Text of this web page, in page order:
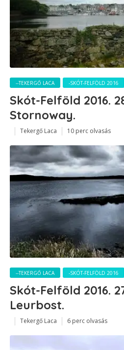
--TEKERGŐ LACA -SKÓT-FELFÖLD 2016
Skót-Felföld 2016.
Stornoway.
Tekergő Laca 10 perc olvasás
--TEKERGŐ LACA -SKÓT-FELFÖLD 2016
Skót-Felföld 2016.
Leurbost.
Tekergő Laca 6 perc olvasás